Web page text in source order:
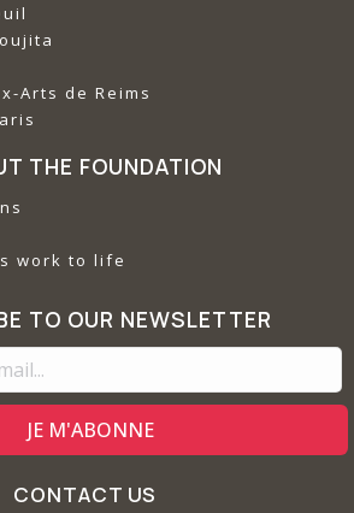
Arts de Reims
THE FOUNDATION
work to life
TO OUR NEWSLETTER
CONTACT US